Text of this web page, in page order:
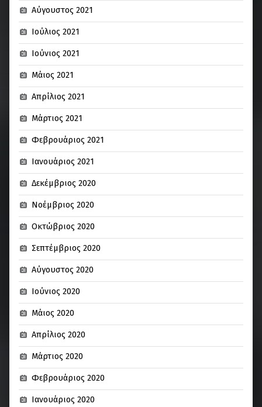
Αύγουστος 2021
Ιούλιος 2021
Ιούνιος 2021
Μάιος 2021
Απρίλιος 2021
Μάρτιος 2021
Φεβρουάριος 2021
Ιανουάριος 2021
Δεκέμβριος 2020
Νοέμβριος 2020
Οκτώβριος 2020
Σεπτέμβριος 2020
Αύγουστος 2020
Ιούνιος 2020
Μάιος 2020
Απρίλιος 2020
Μάρτιος 2020
Φεβρουάριος 2020
Ιανουάριος 2020